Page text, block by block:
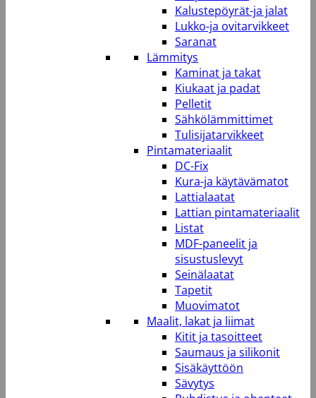
Kalustepöyrät-ja jalat
Lukko-ja ovitarvikkeet
Saranat
Lämmitys
Kaminat ja takat
Kiukaat ja padat
Pelletit
Sähkölämmittimet
Tulisijatarvikkeet
Pintamateriaalit
DC-Fix
Kura-ja käytävämatot
Lattialaatat
Lattian pintamateriaalit
Listat
MDF-paneelit ja
sisustuslevyt
Seinälaatat
Tapetit
Muovimatot
Maalit, lakat ja liimat
Kitit ja tasoitteet
Saumaus ja silikonit
Sisäkäyttöön
Sävytys